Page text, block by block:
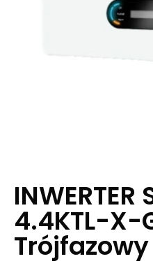
INWERTER
4.4KTL-X-
Trójfazowy